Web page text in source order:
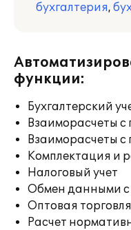
бухгалтерия,
функции:
Бухгалтерский
Взаиморасчеты с
Взаиморасчеты
Комплектация и
Налоговый учет
Обмен данными
Оптовая торговля
Расчет